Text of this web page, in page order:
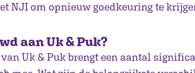
NJI om opnieuw goedkeuring te
aan Uk & Puk?
Uk & Puk brengt een aantal